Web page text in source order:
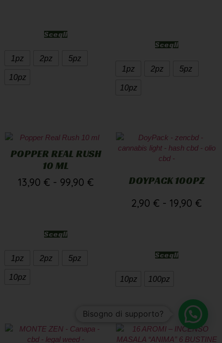
Scegli
1pz 2pz 5pz
10pz
Scegli
1pz 2pz 5pz
10pz
POPPER REAL RUSH
10 ML
13,90 € - 99,90 €
Scegli
1pz 2pz 5pz
10pz
DOYPACK 100PZ
2,90 € - 19,90 €
Scegli
10pz 100pz
Bisogno di supporto?